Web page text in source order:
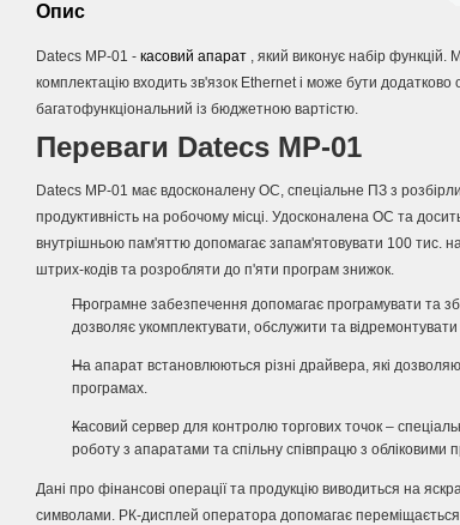
Опис
Datecs MP-01 - касовий апарат , який виконує набір функцій.
комплектацію входить зв'язок Ethernet і може бути
багатофункціональний із бюджетною вартістю.
Переваги Datecs MP-01
Datecs MP-01 має вдосконалену ОС, спеціальне ПЗ з
продуктивність на робочому місці. Удосконалена ОС та
внутрішньою пам'яттю допомагає запам'ятовувати 100 тис.
штрих-кодів та розробляти до п'яти програм знижок.
Програмне забезпечення допомагає програмувати та
дозволяє укомплектувати, обслужити та
На апарат встановлюються різні драйвера, які
програмах.
Касовий сервер для контролю торгових точок –
роботу з апаратами та спільну співпрацю з обліковими
Дані про фінансові операції та продукцію виводиться на
символами. РК-дисплей оператора допомагає